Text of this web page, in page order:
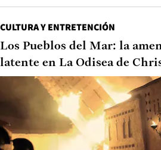
CULTURA Y ENTRETENCIÓN
Los Pueblos del Mar: la
latente en La Odisea de